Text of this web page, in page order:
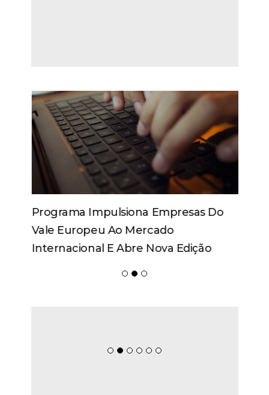
Programa Impulsiona Empresas Do
Vale Europeu Ao Mercado
Internacional E Abre Nova Edição